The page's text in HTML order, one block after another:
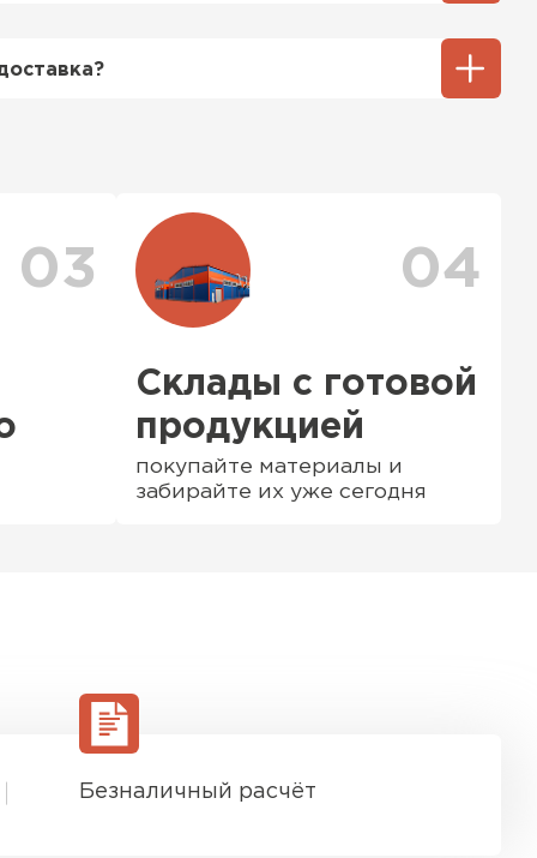
качества, а также товарно-
скидки.
03 04
Склады с готовой
продукцией
покупайте материалы и
забирайте их уже сегодня
Безналичный расчёт